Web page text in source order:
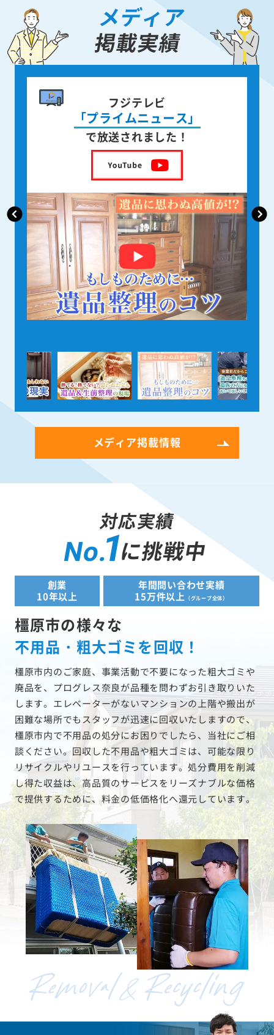
メディア
掲載実績
書籍出版
身近な人が
亡くなった後の遺品整理
を出版しました！
メディア掲載情報
対応実績
No.1に挑戦中
創業
10年以上
年間問い合わせ実績
15万件以上
（グループ全体）
橿原市の様々な
不用品・粗大ゴミを回収！
橿原市内のご家庭、事業活動で不要になった粗大ゴミや
廃品を、プログレス奈良が品種を問わずお引き取りいた
します。エレベーターがないマンションの上階や搬出が
困難な場所でもスタッフが迅速に回収いたしますので、
橿原市内で不用品の処分にお困りでしたら、当社にご相
談ください。回収した不用品や粗大ゴミは、可能な限り
リサイクルやリユースを行っています。処分費用を削減
し得た収益は、高品質のサービスをリーズナブルな価格
で提供するために、料金の低価格化へ還元しています。